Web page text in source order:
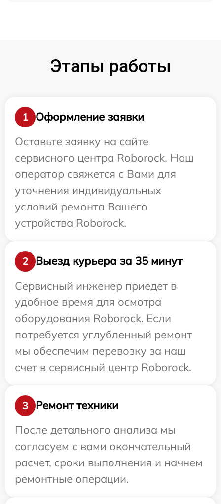
Этапы работы
1
Оформление заявки
Оставьте заявку на сайте
сервисного центра Roborock. Наш
оператор свяжется с Вами для
уточнения индивидуальных
условий ремонта Вашего
устройства Roborock.
2
Выезд курьера за 35 минут
Сервисный инженер приедет в
удобное время для осмотра
оборудования Roborock. Если
потребуется углубленный ремонт
мы обеспечим перевозку за наш
счет в сервисный центр Roborock.
3
Ремонт техники
После детального анализа мы
согласуем с вами окончательный
расчет, сроки выполнения и начнем
ремонтные операции.